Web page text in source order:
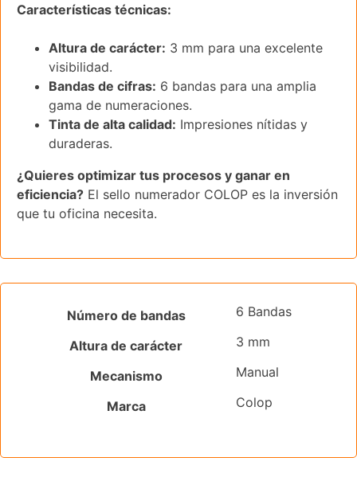
Características técnicas:
Altura de carácter: 3 mm para una excelente
visibilidad.
Bandas de cifras: 6 bandas para una amplia
gama de numeraciones.
Tinta de alta calidad: Impresiones nítidas y
duraderas.
¿Quieres optimizar tus procesos y ganar en
eficiencia? El sello numerador COLOP es la inversión
que tu oficina necesita.
Número de bandas 6 Bandas
Altura de carácter 3 mm
Mecanismo Manual
Marca Colop